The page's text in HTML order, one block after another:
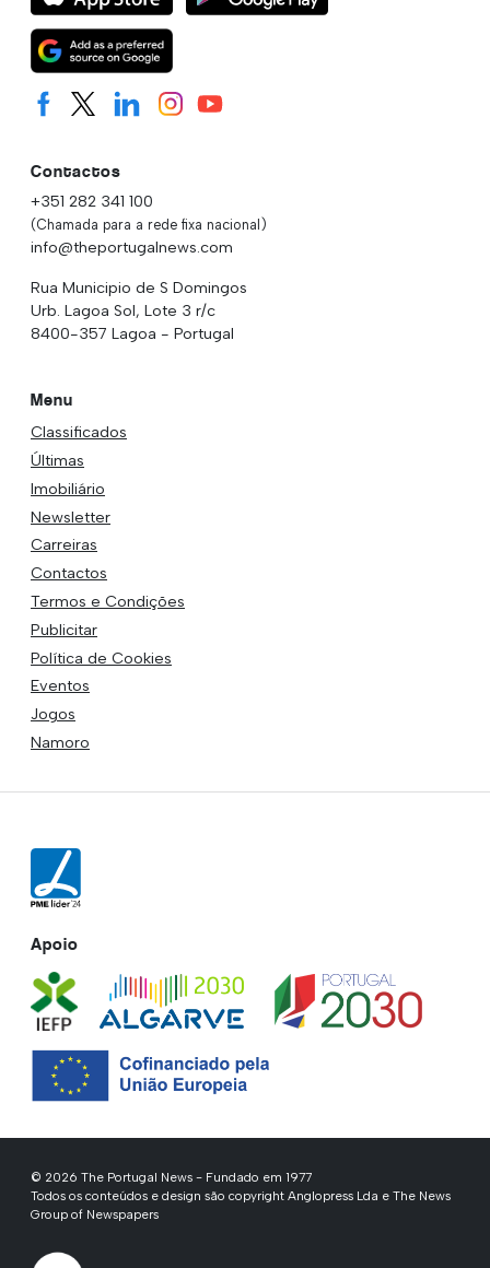
Contactos
+351 282 341 100
(Chamada para a rede fixa nacional)
info@theportugalnews.com
Rua Municipio de S Domingos
Urb. Lagoa Sol, Lote 3 r/c
8400-357 Lagoa - Portugal
Menu
Classificados
Últimas
Imobiliário
Newsletter
Carreiras
Contactos
Termos e Condições
Publicitar
Política de Cookies
Eventos
Jogos
Namoro
Apoio
© 2026 The Portugal News - Fundado em 1977
Todos os conteúdos e design são copyright Anglopress Lda e The News
Group of Newspapers